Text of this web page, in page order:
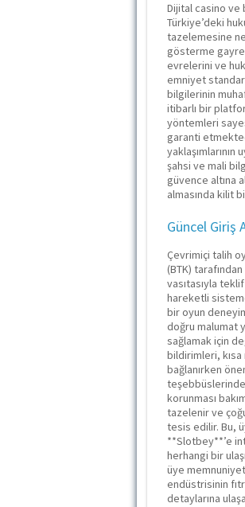
Dijital casino ve
Türkiye’deki
tazelemesine
gösterme
evrelerini ve
emniyet
bilgilerinin
itibarlı bir
yöntemleri
garanti
şahsi ve mali
güvence altına
almasında kilit
Güncel Giriş
Çevrimiçi talih
(BTK)
vasıtasıyla
hareketli
bir oyun
doğru malumat
sağlamak için
bildirimleri,
bağlanırken
korunması
tazelenir ve
tesis edilir. Bu,
**Slotbey**’e
herhangi bir
üye
endüstrisinin
detaylarına